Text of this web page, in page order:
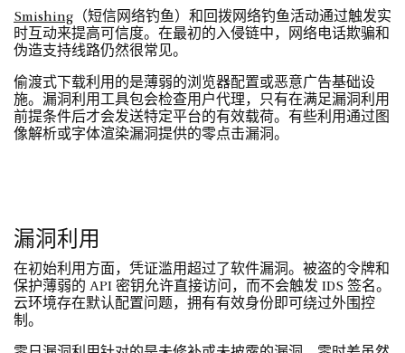
Smishing （短信网络钓鱼）和回拨网络钓鱼活动通过触发实
时互动来提高可信度。在最初的入侵链中，网络电话欺骗和
伪造支持线路仍然很常见。
偷渡式下载利用的是薄弱的浏览器配置或恶意广告基础设
施。漏洞利用工具包会检查用户代理，只有在满足漏洞利用
前提条件后才会发送特定平台的有效载荷。有些利用通过图
像解析或字体渲染漏洞提供的零点击漏洞。
漏洞利用
在初始利用方面，凭证滥用超过了软件漏洞。被盗的令牌和
保护薄弱的 API 密钥允许直接访问，而不会触发 IDS 签名。
云环境存在默认配置问题，拥有有效身份即可绕过外围控
制。